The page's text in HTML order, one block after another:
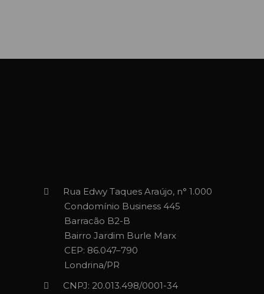
Rua Edwy Taques Araújo, n° 1.000
Condomínio Business 445
Barracão B2-B
Bairro Jardim Burle Marx
CEP: 86.047–790
Londrina/PR
CNPJ: 20.013.498/0001-34